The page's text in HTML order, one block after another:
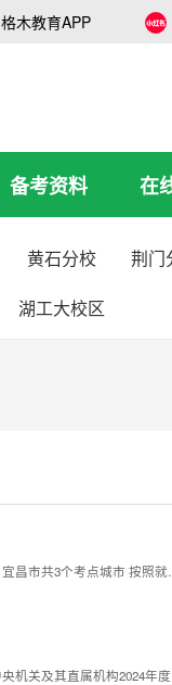
格木教育APP
备考资料 在
黄石分校 荆门
湖工大校区